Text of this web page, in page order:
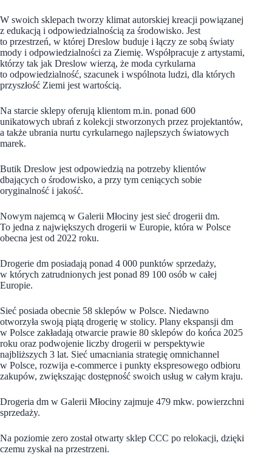
W swoich sklepach tworzy klimat autorskiej kreacji powiązanej
z edukacją i odpowiedzialnością za środowisko. Jest
to przestrzeń, w której Dreslow buduje i łączy ze sobą światy
mody i odpowiedzialności za Ziemię. Współpracuje z artystami,
którzy tak jak Dreslow wierzą, że moda cyrkularna
to odpowiedzialność, szacunek i wspólnota ludzi, dla których
przyszłość Ziemi jest wartością.
Na starcie sklepy oferują klientom m.in. ponad 600
unikatowych ubrań z kolekcji stworzonych przez projektantów,
a także ubrania nurtu cyrkularnego najlepszych światowych
marek.
Butik Dreslow jest odpowiedzią na potrzeby klientów
dbających o środowisko, a przy tym ceniących sobie
oryginalność i jakość.
Nowym najemcą w Galerii Młociny jest sieć drogerii dm.
To jedna z największych drogerii w Europie, która w Polsce
obecna jest od 2022 roku.
Drogerie dm posiadają ponad 4 000 punktów sprzedaży,
w których zatrudnionych jest ponad 89 100 osób w całej
Europie.
Sieć posiada obecnie 58 sklepów w Polsce. Niedawno
otworzyła swoją piątą drogerię w stolicy. Plany ekspansji dm
w Polsce zakładają otwarcie prawie 80 sklepów do końca 2025
roku oraz podwojenie liczby drogerii w perspektywie
najbliższych 3 lat. Sieć umacniania strategię omnichannel
w Polsce, rozwija e-commerce i punkty ekspresowego odbioru
zakupów, zwiększając dostępność swoich usług w całym kraju.
Drogeria dm w Galerii Młociny zajmuje 479 mkw. powierzchni
sprzedaży.
Na poziomie zero został otwarty sklep CCC po relokacji, dzięki
czemu zyskał na przestrzeni.